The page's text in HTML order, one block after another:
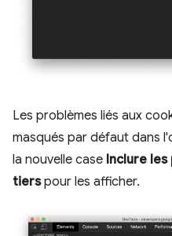
Les problèmes liés aux
masqués par défaut dans
la nouvelle case Inclure
tierspour les afficher.